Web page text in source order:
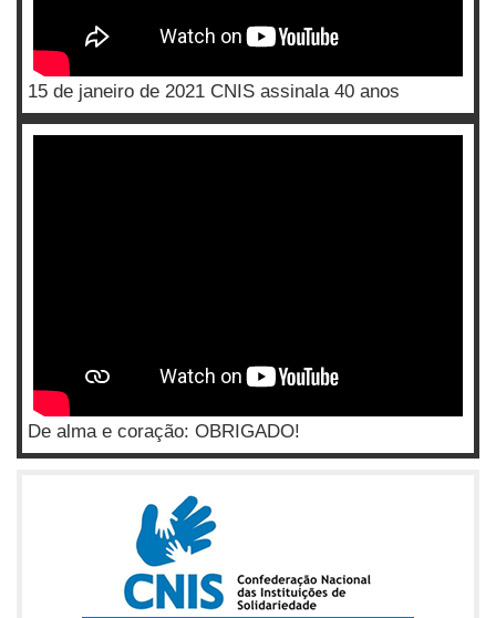
15 de janeiro de 2021 CNIS assinala 40 anos
De alma e coração: OBRIGADO!